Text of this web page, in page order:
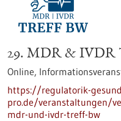
29. MDR & IVDR
Online,
https://regulatorik-
pro.de/veranstaltungen/
mdr-und-ivdr-treff-bw